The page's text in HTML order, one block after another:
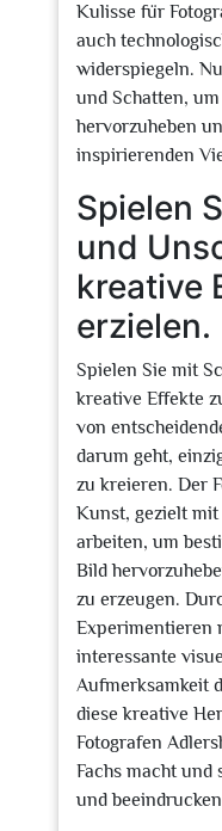
Kulisse für
auch
widerspiegeln.
und Schatten,
hervorzuheben
inspirierenden
Spielen
und
kreative
erzielen.
Spielen Sie mit
kreative Effekte
von
darum geht,
zu kreieren. Der
Kunst, gezielt
arbeiten, um
Bild
zu erzeugen.
Experimentieren
interessante
Aufmerksamkeit
diese kreative
Fotografen
Fachs macht und
und